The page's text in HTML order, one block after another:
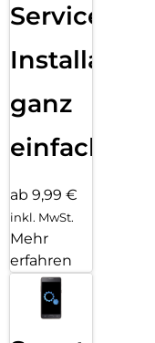
Services
Installation
ganz
einfach
ab 9,99 €
inkl. MwSt.
Mehr
erfahren